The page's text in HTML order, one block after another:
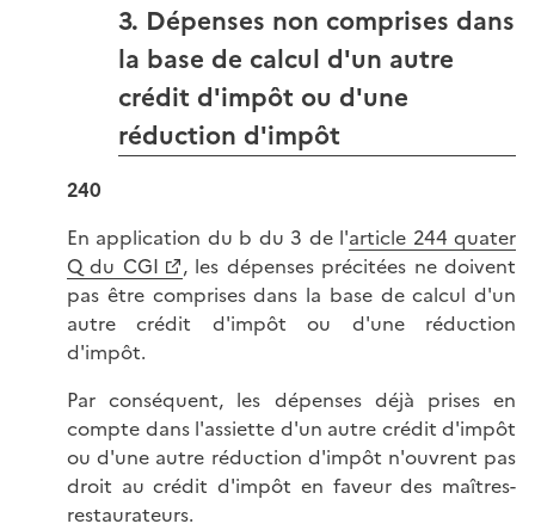
3. Dépenses non comprises dans
la base de calcul d'un autre
crédit d'impôt ou d'une
réduction d'impôt
240
En application du b du 3 de l'article 244 quater
Q du CGI
, les dépenses précitées ne doivent
pas être comprises dans la base de calcul d'un
autre crédit d'impôt ou d'une réduction
d'impôt.
Par conséquent, les dépenses déjà prises en
compte dans l'assiette d'un autre crédit d'impôt
ou d'une autre réduction d'impôt n'ouvrent pas
droit au crédit d'impôt en faveur des maîtres-
restaurateurs.